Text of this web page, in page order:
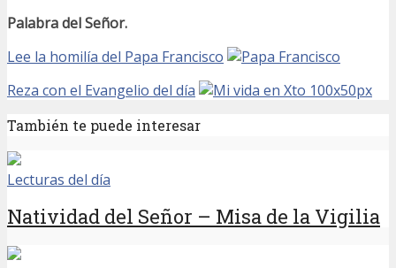
Palabra del Señor.
Lee la homilía del Papa Francisco
Reza con el Evangelio del día
También te puede interesar
Lecturas del día
Natividad del Señor – Misa de la Vigilia